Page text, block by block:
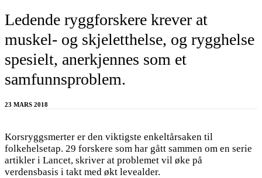
Ledende ryggforskere krever at
muskel- og skjeletthelse, og rygghelse
spesielt, anerkjennes som et
samfunnsproblem.
23 MARS 2018
Korsryggsmerter er den viktigste enkeltårsaken til
folkehelsetap. 29 forskere som har gått sammen om en serie
artikler i Lancet, skriver at problemet vil øke på
verdensbasis i takt med økt levealder.